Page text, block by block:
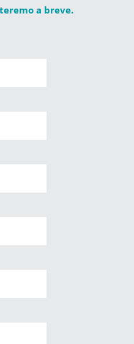
a breve.